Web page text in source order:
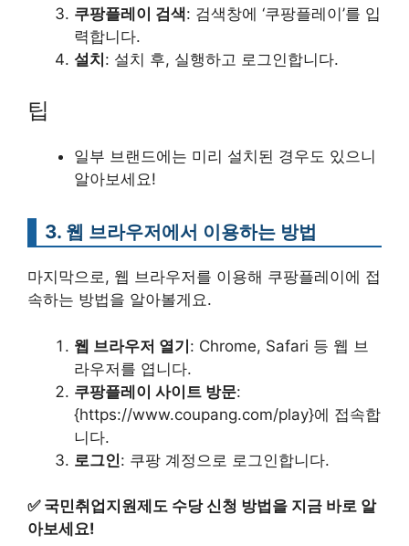
쿠팡플레이 검색: 검색창에 ‘쿠팡플레이’를 입
력합니다.
설치: 설치 후, 실행하고 로그인합니다.
팁
일부 브랜드에는 미리 설치된 경우도 있으니
알아보세요!
3. 웹 브라우저에서 이용하는 방법
마지막으로, 웹 브라우저를 이용해 쿠팡플레이에 접
속하는 방법을 알아볼게요.
웹 브라우저 열기: Chrome, Safari 등 웹 브
라우저를 엽니다.
쿠팡플레이 사이트 방문:
{https://www.coupang.com/play}에 접속합
니다.
로그인: 쿠팡 계정으로 로그인합니다.
✅ 국민취업지원제도 수당 신청 방법을 지금 바로 알
아보세요!